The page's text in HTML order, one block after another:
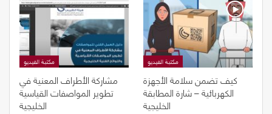
مكتبة الفيديو
مشاركة الأطراف المعنية في
تطوير المواصفات القياسية
الخليجية
مكتبة الفيديو
كيف تضمن سلامة الأجهزة
الكهربائية – شارة المطابقة
الخليجية